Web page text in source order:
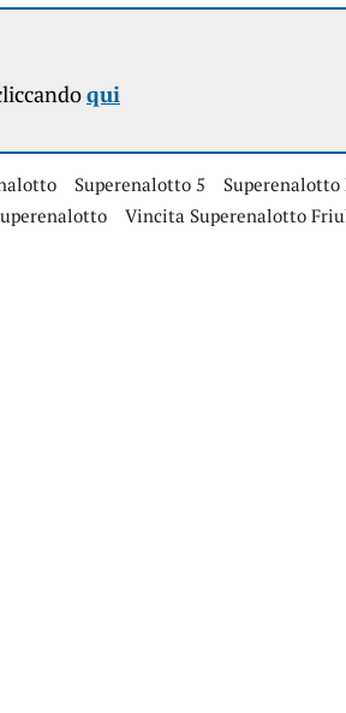
qui
Superenalotto 5
Vincita Superenalotto